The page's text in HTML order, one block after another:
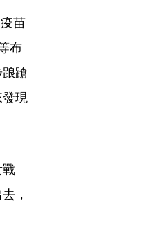
苗
布
蹌
現
，